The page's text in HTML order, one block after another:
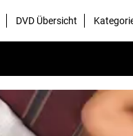
DVD Übersicht